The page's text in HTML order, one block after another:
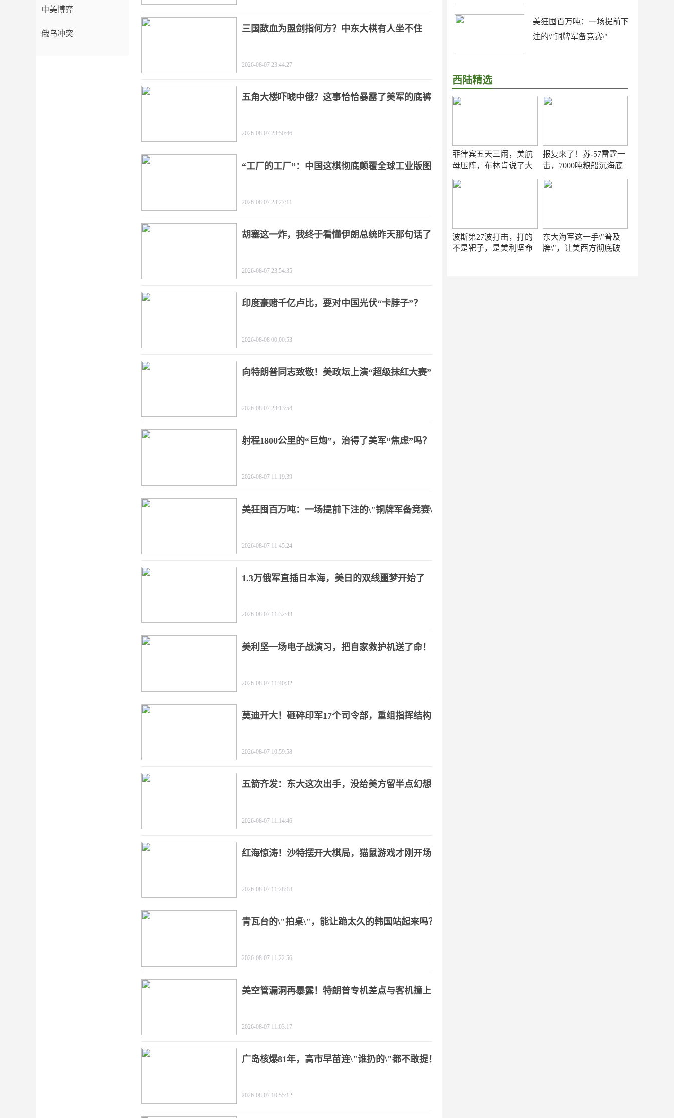
美狂囤百万吨：一场提前下
注的\"铜牌军备竞赛\"
西陆精选
菲律宾五天三闹，美航
母压阵，布林肯说了大
报复来了！苏-57雷霆一
击，7000吨粮船沉海底
波斯第27波打击，打的
不是靶子，是美利坚命
东大海军这一手\"普及
牌\"，让美西方彻底破
中美博弈
俄乌冲突 三国歃血为盟剑指何方？中东大棋有人坐不住
2026-08-07 23:44:27
五角大楼吓唬中俄？这事恰恰暴露了美军的底裤
2026-08-07 23:50:46
“工厂的工厂”：中国这棋彻底颠覆全球工业版图
2026-08-07 23:27:11
胡塞这一炸，我终于看懂伊朗总统昨天那句话了
2026-08-07 23:54:35
印度豪赌千亿卢比，要对中国光伏“卡脖子”？
2026-08-08 00:00:53
向特朗普同志致敬！美政坛上演“超级抹红大赛”
2026-08-07 23:13:54
射程1800公里的“巨炮”，治得了美军“焦虑”吗？
2026-08-07 11:19:39
美狂囤百万吨：一场提前下注的\"铜牌军备竞赛\"
2026-08-07 11:45:24
1.3万俄军直插日本海，美日的双线噩梦开始了
2026-08-07 11:32:43
美利坚一场电子战演习，把自家救护机送了命！
2026-08-07 11:40:32
莫迪开大！砸碎印军17个司令部，重组指挥结构
2026-08-07 10:59:58
五箭齐发：东大这次出手，没给美方留半点幻想
2026-08-07 11:14:46
红海惊涛！沙特摆开大棋局，猫鼠游戏才刚开场
2026-08-07 11:28:18
青瓦台的\"拍桌\"，能让跪太久的韩国站起来吗？
2026-08-07 11:22:56
美空管漏洞再暴露！特朗普专机差点与客机撞上
2026-08-07 11:03:17
广岛核爆81年，高市早苗连\"谁扔的\"都不敢提！
2026-08-07 10:55:12